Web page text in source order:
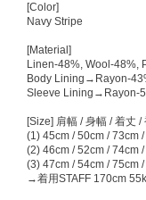
[Color]
Navy Stripe
[Material]
Linen-48%, Wool-48%,
Body Lining→Rayon-
Sleeve Lining→Rayon-
[Size] 肩幅 / 身幅 / 着丈 /
(1) 45cm / 50cm / 73cm
(2) 46cm / 52cm / 74cm
(3) 47cm / 54cm / 75cm
→着用STAFF 170cm